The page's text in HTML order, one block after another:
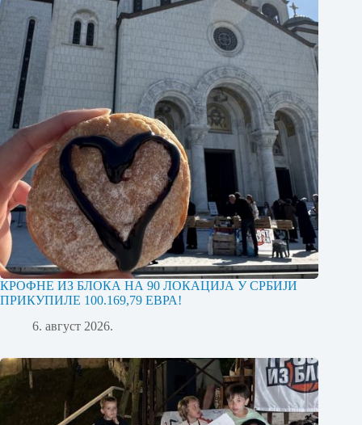
КРОФНЕ ИЗ БЛОКА НА 90 ЛОКАЦИЈА У СРБИЈИ
ПРИКУПИЛЕ 100.169,79 ЕВРА!
6. август 2026.